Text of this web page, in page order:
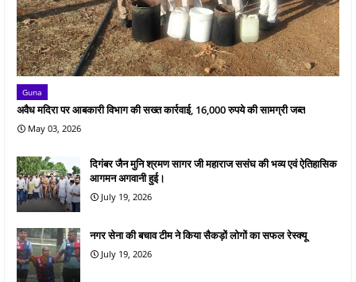
Guna
अवैध मदिरा पर आबकारी विभाग की सख्त कार्रवाई, 16,000 रुपये की सामग्री जब्त
May 03, 2026
दिगंबर जैन मुनि श्रमण सागर जी महाराज ससंघ की भव्य एवं ऐतिहासिक
आगमन अगवानी हुई।
July 19, 2026
नगर सेना की बचाव टीम ने किया सैकड़ों लोगों का सफल रेस्क्यू
July 19, 2026